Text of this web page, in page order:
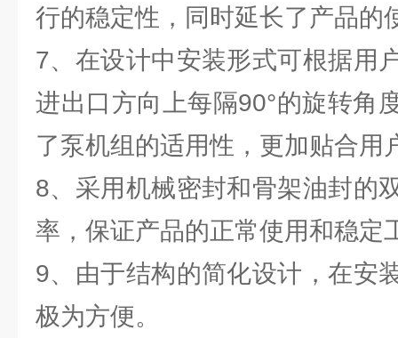
行的稳定性，同时延长了产品的
7、在设计中安装形式可根据用
进出口方向上每隔90°的旋转角
了泵机组的适用性，更加贴合用
8、采用机械密封和骨架油封的
率，保证产品的正常使用和稳定
9、由于结构的简化设计，在安
极为方便。